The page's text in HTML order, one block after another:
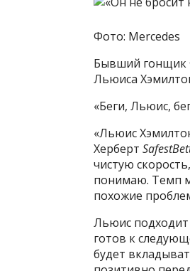
Фото: Mercedes
Бывший гонщик
Льюиса
«Беги, Льюис,
«Льюис
Херберт
чистую
понимаю. Темп
похожие
Льюис подходит
готов к
будет